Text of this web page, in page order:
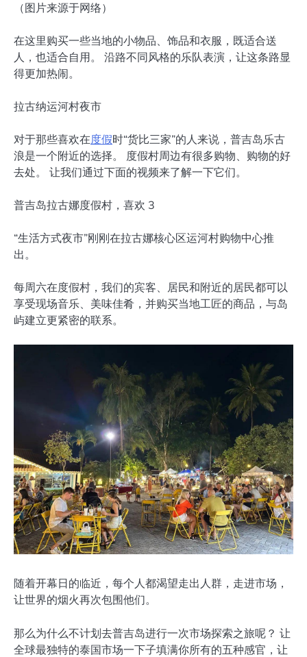
（图片来源于网络）
在这里购买一些当地的小物品、饰品和衣服，既适合送
人，也适合自用。 沿路不同风格的乐队表演，让这条路显
得更加热闹。
拉古纳运河村夜市
对于那些喜欢在度假时“货比三家”的人来说，普吉岛乐古
浪是一个附近的选择。 度假村周边有很多购物、购物的好
去处。 让我们通过下面的视频来了解一下它们。
普吉岛拉古娜度假村，喜欢 3
“生活方式夜市”刚刚在拉古娜核心区运河村购物中心推
出。
每周六在度假村，我们的宾客、居民和附近的居民都可以
享受现场音乐、美味佳肴，并购买当地工匠的商品，与岛
屿建立更紧密的联系。
随着开幕日的临近，每个人都渴望走出人群，走进市场，
让世界的烟火再次包围他们。
那么为什么不计划去普吉岛进行一次市场探索之旅呢？ 让
全球最独特的泰国市场一下子填满你所有的五种感官，让